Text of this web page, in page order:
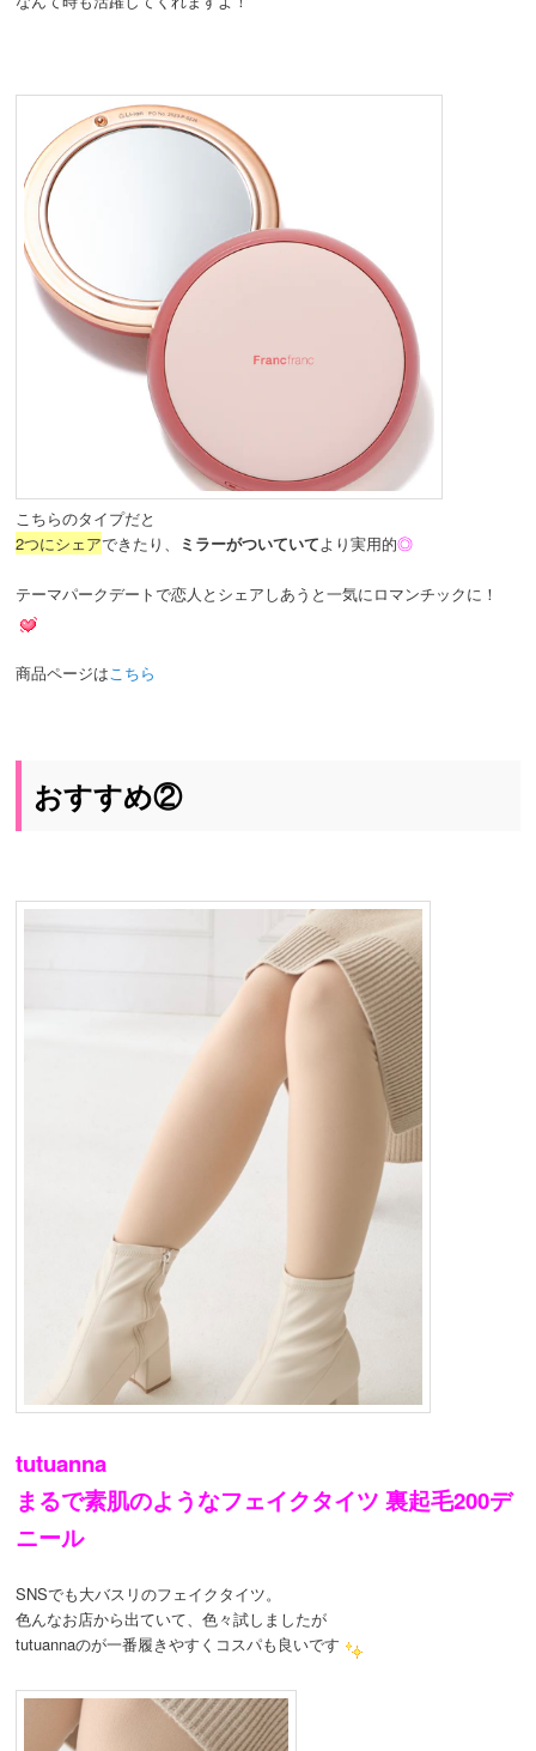
こちらのタイプだと
2つにシェアできたり、 ミラーがついていてより実用的◎
テーマパークデートで恋人とシェアしあうと一気にロマンチックに！
商品ページは こちら
おすすめ②
tutuanna
まるで素肌のようなフェイクタイツ 裏起毛200デ
ニール
SNSでも大バスリのフェイクタイツ。
色んなお店から出ていて、色々試しましたが
tutuannaのが一番履きやすくコスパも良いです